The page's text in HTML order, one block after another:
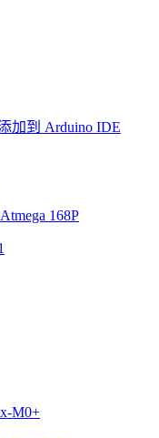
加到 Arduino IDE
168P
M0+